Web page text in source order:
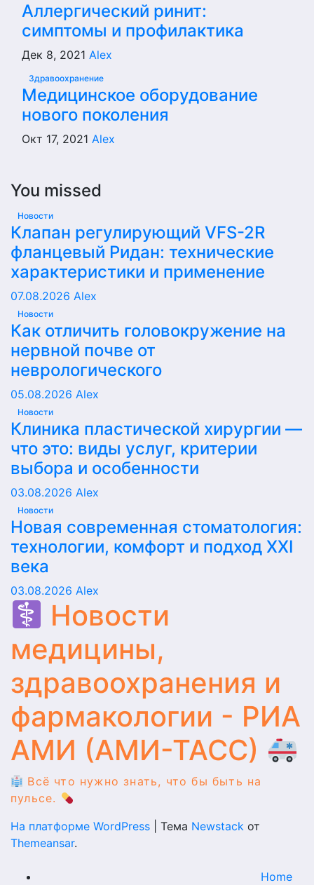
Аллергический ринит:
симптомы и профилактика
Дек 8, 2021 Alex
Здравоохранение
Медицинское оборудование
нового поколения
Окт 17, 2021 Alex
You missed
Новости
Клапан регулирующий VFS-2R
фланцевый Ридан: технические
характеристики и применение
07.08.2026 Alex
Новости
Как отличить головокружение на
нервной почве от
неврологического
05.08.2026 Alex
Новости
Клиника пластической хирургии —
что это: виды услуг, критерии
выбора и особенности
03.08.2026 Alex
Новости
Новая современная стоматология:
технологии, комфорт и подход XXI
века
03.08.2026 Alex
Новости
медицины,
здравоохранения и
фармакологии - РИА
АМИ (АМИ-ТАСС)
Всё что нужно знать, что бы быть на
пульсе.
На платформе WordPress
Тема Newstack от
Themeansar.
Home